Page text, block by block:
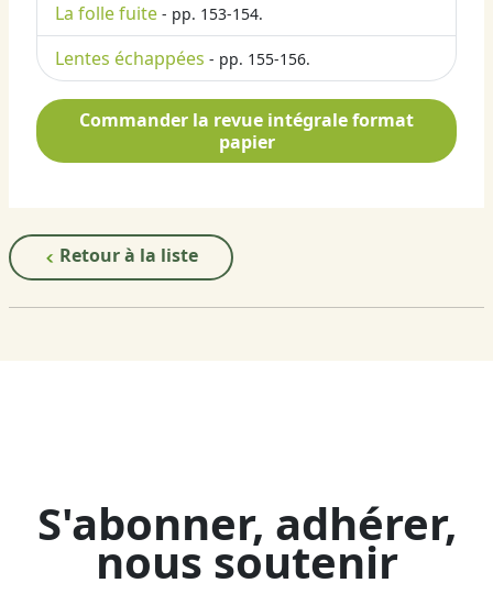
La folle fuite - pp. 153-154.
Lentes échappées - pp. 155-156.
Commander la revue intégrale format
papier
Retour à la liste
S'abonner, adhérer,
nous soutenir